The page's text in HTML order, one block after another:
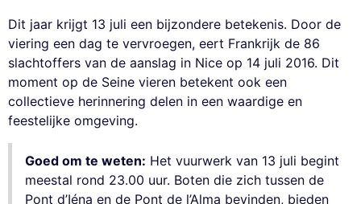
Dit jaar krijgt 13 juli een bijzondere betekenis. Door de
viering een dag te vervroegen, eert Frankrijk de 86
slachtoffers van de aanslag in Nice op 14 juli 2016. Dit
moment op de Seine vieren betekent ook een
collectieve herinnering delen in een waardige en
feestelijke omgeving.
Goed om te weten: Het vuurwerk van 13 juli begint
meestal rond 23.00 uur. Boten die zich tussen de
Pont d’Iéna en de Pont de l’Alma bevinden, bieden